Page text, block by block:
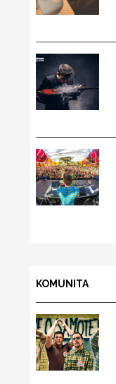
KOMUNITA